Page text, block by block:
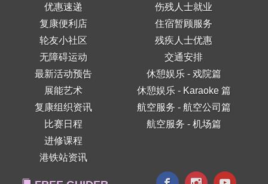
优惠速递
复康便利店
轮友小社区
无障碍运动
最新活动预告
展能艺术
复康组织资讯
比赛日程
进修课程
港铁站资讯
伤残人士就业
住宿暂顾服务
残疾人士优惠
交通安排
休憩娱乐 - 戏院篇
休憩娱乐 - Karaoke 篇
航空服务 - 航空公司篇
航空服务 - 机场篇